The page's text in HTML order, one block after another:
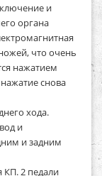
и
органа
что очень
нажатием
снова
хода.
и
и задним
КП. 2 педали